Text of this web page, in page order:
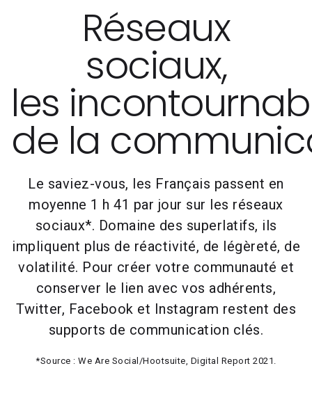
Réseaux
sociaux,
les
de la
Le saviez-vous, les Français passent en
moyenne 1 h 41 par jour sur les réseaux
sociaux*. Domaine des superlatifs, ils
impliquent plus de réactivité, de légèreté, de
volatilité. Pour créer votre communauté et
conserver le lien avec vos adhérents,
Twitter, Facebook et Instagram restent des
supports de communication clés.
*Source : We Are Social/Hootsuite, Digital Report 2021.